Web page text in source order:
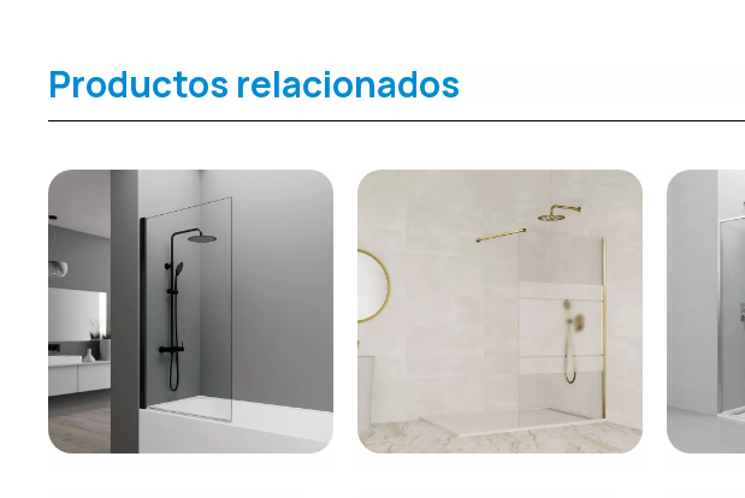
Productos relacionados